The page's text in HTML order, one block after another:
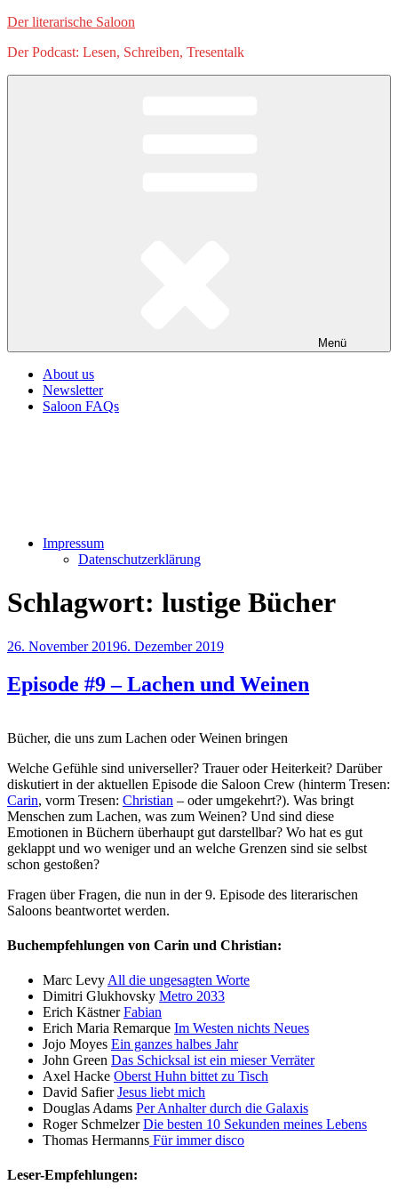
Zum
springen
Der literarische Saloon
Der Podcast: Lesen, Schreiben, Tresentalk
Menü
About us
Newsletter
Saloon FAQs
Impressum
Datenschutzerklärung
Schlagwort: lustige Bücher
Veröffentlicht
26. November 20196. Dezember 2019
Episode #9 – Lachen und Weinen
Bücher, die uns zum Lachen oder Weinen bringen
Welche Gefühle sind universeller? Trauer oder Heiterkeit? Darüber
diskutiert in der aktuellen Episode die Saloon Crew (hinterm Tresen:
Carin, vorm Tresen: Christian – oder umgekehrt?). Was bringt
Menschen zum Lachen, was zum Weinen? Und sind diese
Emotionen in Büchern überhaupt gut darstellbar? Wo hat es gut
geklappt und wo weniger und an welche Grenzen sind sie selbst
schon gestoßen?
Fragen über Fragen, die nun in der 9. Episode des literarischen
Saloons beantwortet werden.
Buchempfehlungen von Carin und Christian:
Marc Levy All die ungesagten Worte
Dimitri Glukhovsky Metro 2033
Erich KästnerFabian
Erich Maria Remarque Im Westen nichts Neues
Jojo Moyes Ein ganzes halbes Jahr
John Green Das Schicksal ist ein mieser Verräter
Axel Hacke Oberst Huhn bittet zu Tisch
David SafierJesus liebt mich
Douglas Adams Per Anhalter durch die Galaxis
Roger SchmelzerDie besten 10 Sekunden meines Lebens
Thomas Hermanns Für immer disco
Leser-Empfehlungen: